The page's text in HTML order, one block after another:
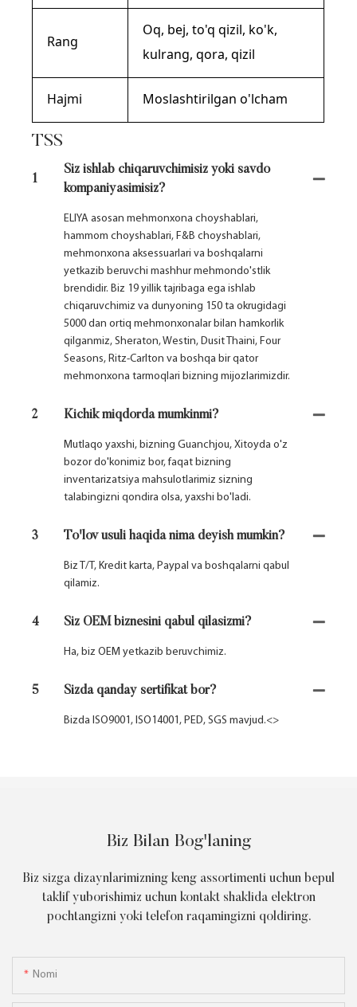
Rang
Oq, bej, to'q qizil, ko'k,
kulrang, qora, qizil
Hajmi Moslashtirilgan o'lcham
TSS
1
Siz ishlab chiqaruvchimisiz yoki savdo
kompaniyasimisiz?
ELIYA asosan mehmonxona choyshablari,
hammom choyshablari, F&B choyshablari,
mehmonxona aksessuarlari va boshqalarni
yetkazib beruvchi mashhur mehmondo'stlik
brendidir. Biz 19 yillik tajribaga ega ishlab
chiqaruvchimiz va dunyoning 150 ta okrugidagi
5000 dan ortiq mehmonxonalar bilan hamkorlik
qilganmiz, Sheraton, Westin, Dusit Thaini, Four
Seasons, Ritz-Carlton va boshqa bir qator
mehmonxona tarmoqlari bizning mijozlarimizdir.
2 Kichik miqdorda mumkinmi?
Mutlaqo yaxshi, bizning Guanchjou, Xitoyda o'z
bozor do'konimiz bor, faqat bizning
inventarizatsiya mahsulotlarimiz sizning
talabingizni qondira olsa, yaxshi bo'ladi.
3 To'lov usuli haqida nima deyish mumkin?
Biz T/T, Kredit karta, Paypal va boshqalarni qabul
qilamiz.
4 Siz OEM biznesini qabul qilasizmi?
Ha, biz OEM yetkazib beruvchimiz.
5 Sizda qanday sertifikat bor?
Bizda ISO9001, ISO14001, PED, SGS mavjud.<>
Biz Bilan Bog'laning
Biz sizga dizaynlarimizning keng assortimenti uchun bepul
taklif yuborishimiz uchun kontakt shaklida elektron
pochtangizni yoki telefon raqamingizni qoldiring.
Nomi